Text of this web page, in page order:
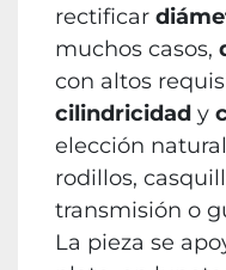
rectificar
muchos casos,
con altos
cilindricidad y
elección
rodillos,
transmisión o
La pieza se